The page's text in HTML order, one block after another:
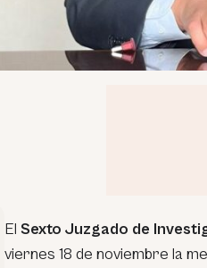
El Sexto Juzgado de
viernes 18 de noviembre la